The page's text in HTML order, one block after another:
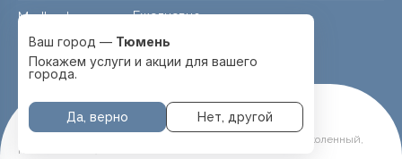
Medland —
Тюмень
Ежедневно
Перейти
Ваш город — Тюмень
Покажем услуги и акции для вашего
города.
Да, верно Нет, другой
Главная Услуги и цены МРТ Суставов
Функциональное исследование сустава (лучезапястный, коленный,
голеностопный)